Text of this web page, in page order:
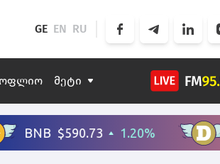
GE EN RU
მეტი